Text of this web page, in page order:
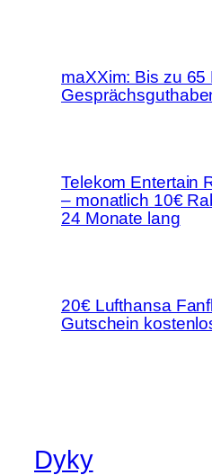
maXXim: Bis zu 65
Telekom Entertain
– monatlich 10€
24 Monate lang
20€ Lufthansa
Gutschein
Dyky